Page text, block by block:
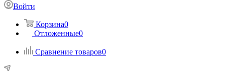
Войти
Корзина0
Отложенные0
Сравнение товаров0